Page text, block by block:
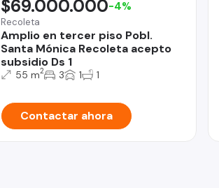
Recoleta
Amplio en tercer piso Pobl.
Santa Mónica Recoleta acepto
subsidio Ds 1
$69.000.000-4%
55 m2 3 1 1
Contactar ahora